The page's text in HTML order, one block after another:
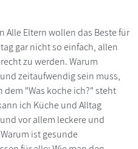
Alle Eltern wollen das Beste für
gar nicht so einfach, allen
zu werden. Warum
zeitaufwendig sein muss,
dem "Was koche ich?" steht
ich Küche und Alltag
vor allem leckere und
ist gesunde